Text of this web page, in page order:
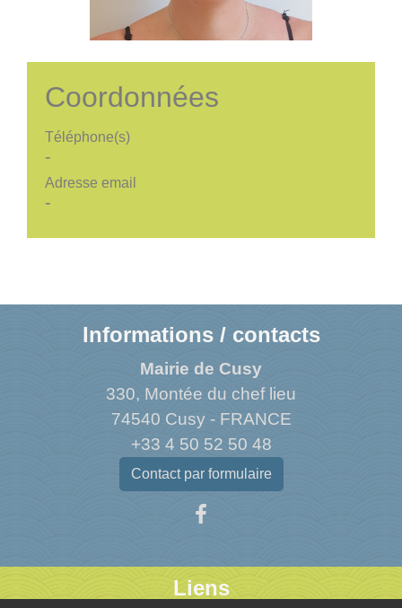
Coordonnées
Téléphone(s)
-
Adresse email
-
Informations / contacts
Mairie de Cusy
330, Montée du chef lieu
74540 Cusy - FRANCE
+33 4 50 52 50 48
Contact par formulaire
Liens